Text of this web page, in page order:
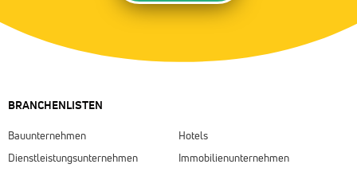
BRANCHENLISTEN
Bauunternehmen
Dienstleistungsunternehmen
Hotels
Immobilienunternehmen